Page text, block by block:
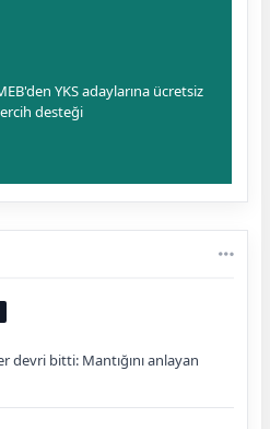
YKS adaylarına ücretsiz
desteği
devri bitti: Mantığını anlayan